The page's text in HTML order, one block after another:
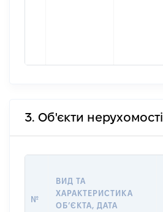
3. Об'єкти нерухомості
№
ВИД ТА
ХАРАКТЕРИСТИКА
ОБʼЄКТА, ДАТА